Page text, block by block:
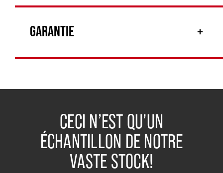
GARANTIE
CECI N’EST QU’UN
ÉCHANTILLON DE NOTRE
VASTE STOCK!